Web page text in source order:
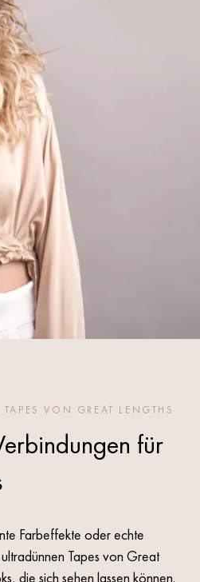
VON GREAT LENGTHS
für
Farbeffekte oder echte
Tapes von Great
die sich sehen lassen können.